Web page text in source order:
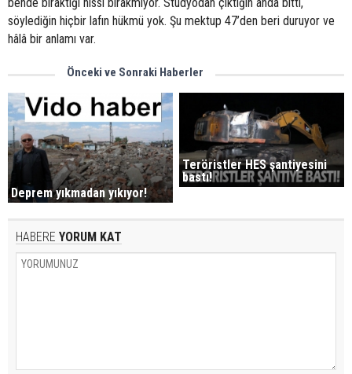
Önceki ve Sonraki Haberler
Deprem yıkmadan yıkıyor!
Teröristler HES şantiyesini
bastı!
HABERE YORUM KAT